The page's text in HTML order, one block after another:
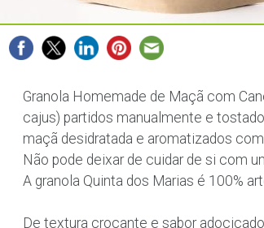
Granola Homemade de Maçã com
cajus) partidos manualmente e
maçã desidratada e aromatizados
Não pode deixar de cuidar de si com
A granola Quinta dos Marias é 100%
De textura crocante e sabor